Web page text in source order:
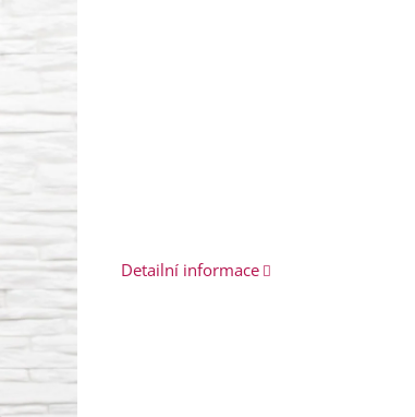
Detailní informace